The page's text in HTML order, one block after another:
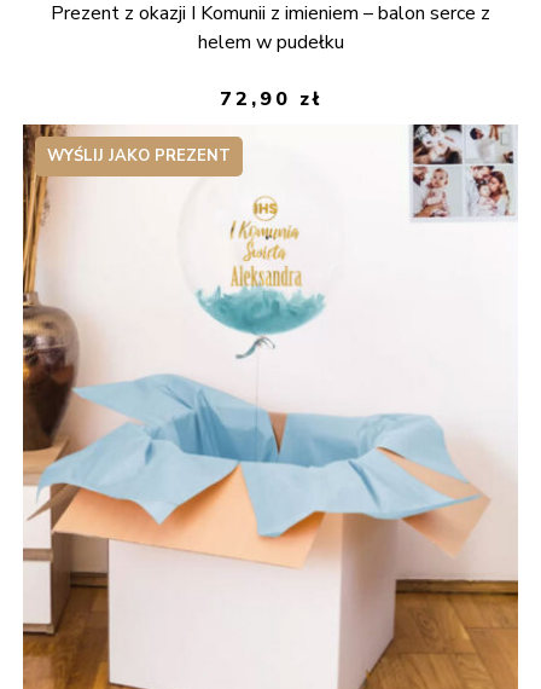
Prezent z okazji I Komunii z imieniem – balon serce z
helem w pudełku
72,90 zł
WYŚLIJ JAKO PREZENT